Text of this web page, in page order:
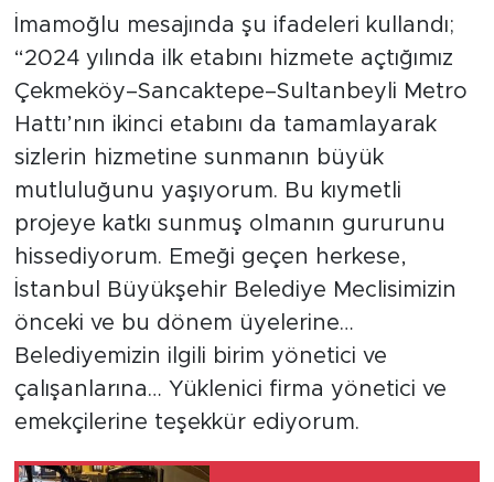
İmamoğlu mesajında şu ifadeleri kullandı;
“2024 yılında ilk etabını hizmete açtığımız
Çekmeköy–Sancaktepe–Sultanbeyli Metro
Hattı’nın ikinci etabını da tamamlayarak
sizlerin hizmetine sunmanın büyük
mutluluğunu yaşıyorum. Bu kıymetli
projeye katkı sunmuş olmanın gururunu
hissediyorum. Emeği geçen herkese,
İstanbul Büyükşehir Belediye Meclisimizin
önceki ve bu dönem üyelerine…
Belediyemizin ilgili birim yönetici ve
çalışanlarına… Yüklenici firma yönetici ve
emekçilerine teşekkür ediyorum.